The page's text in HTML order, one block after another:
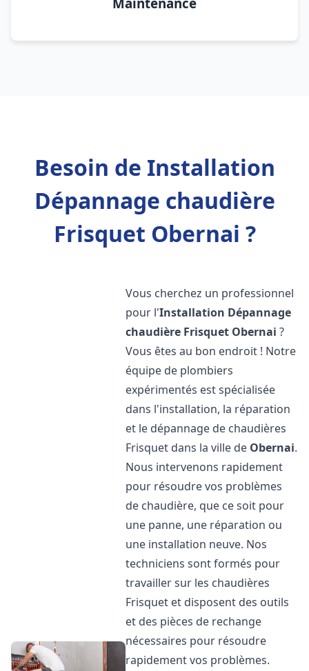
Besoin de Installation
Dépannage chaudière
Frisquet Obernai ?
Vous cherchez un professionnel
pour l'Installation Dépannage
chaudière Frisquet Obernai ?
Vous êtes au bon endroit ! Notre
équipe de plombiers
expérimentés est spécialisée
dans l'installation, la réparation
et le dépannage de chaudières
Frisquet dans la ville de Obernai.
Nous intervenons rapidement
pour résoudre vos problèmes
de chaudière, que ce soit pour
une panne, une réparation ou
une installation neuve. Nos
techniciens sont formés pour
travailler sur les chaudières
Frisquet et disposent des outils
et des pièces de rechange
nécessaires pour résoudre
rapidement vos problèmes.